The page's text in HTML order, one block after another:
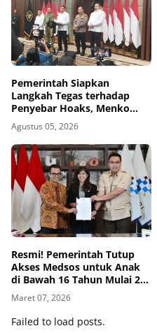
Pemerintah Siapkan
Langkah Tegas terhadap
Penyebar Hoaks, Menko
Polkam Beri Peringatan
Keras
Agustus 05, 2026
Resmi! Pemerintah Tutup
Akses Medsos untuk Anak
di Bawah 16 Tahun Mulai 28
Maret
Maret 07, 2026
Failed to load posts.